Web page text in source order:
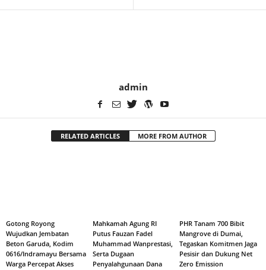
admin
RELATED ARTICLES MORE FROM AUTHOR
Gotong Royong
Wujudkan Jembatan
Beton Garuda, Kodim
0616/Indramayu Bersama
Warga Percepat Akses
Mahkamah Agung RI
Putus Fauzan Fadel
Muhammad Wanprestasi,
Serta Dugaan
Penyalahgunaan Dana
PHR Tanam 700 Bibit
Mangrove di Dumai,
Tegaskan Komitmen Jaga
Pesisir dan Dukung Net
Zero Emission